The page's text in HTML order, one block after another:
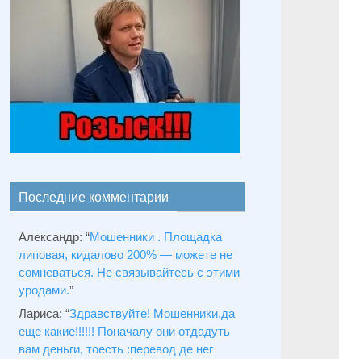
Последние комментарии
Александр: “Мошенники . Площадка
липовая, кидалово 200% — можете не
сомневаться. Не связывайтесь с этими
уродами.”
Лариса: “Здравствуйтe! Мошенники,да
еще какие!!!!!! Поначалу они отдадуть
вам деньги, тоесть :перевод де нег